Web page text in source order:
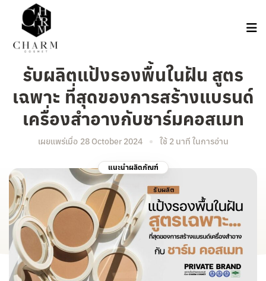
รับผลิตแป้งรองพื้นในฝัน สูตร
เฉพาะ ที่สุดของการสร้างแบรนด์
เครื่องสำอางกับชาร์มคอสเมท
เผยแพร่เมื่อ 28 October 2024 ใช้ 2 นาที ในการอ่าน
แนะนำผลิตภัณฑ์